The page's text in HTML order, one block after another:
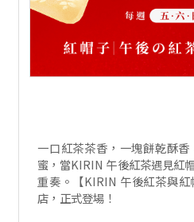
一口紅茶茶香，一塊餅乾酥
蜜，當KIRIN 午後紅茶遇見紅
重奏。【KIRIN 午後紅茶與
店，正式登場！